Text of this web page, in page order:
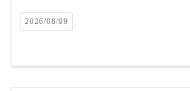
2026/08/09